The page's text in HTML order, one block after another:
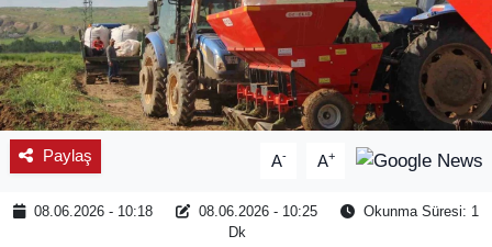
Paylaş A- A+
08.06.2026 - 10:18 08.06.2026 - 10:25
Okunma Süresi: 1
Dk